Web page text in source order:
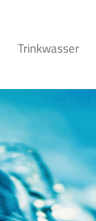
Trinkwasser